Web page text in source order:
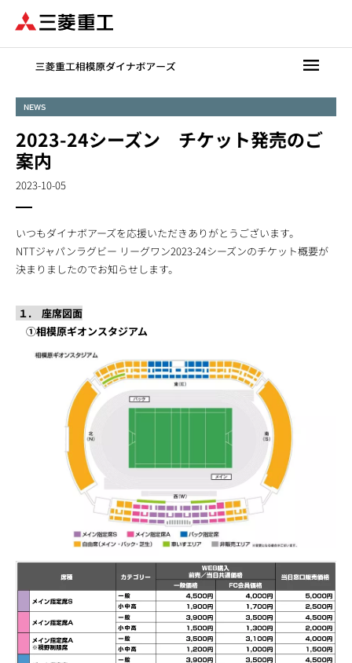
ン
NEWS
2023-24シーズン チケット発売のご
案内
2023-10-05
いつもダイナボアーズを応援いただきありがとうございます。
NTTジャパンラグビー リーグワン2023-24シーズンのチケット概要が
決まりましたのでお知らせします。
１. 座席図面
①相模原ギオンスタジアム